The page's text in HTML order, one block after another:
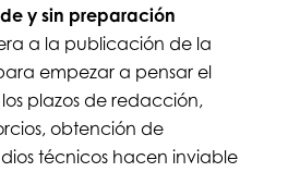
y sin preparación
a la publicación de la
empezar a pensar el
plazos de redacción,
obtención de
técnicos hacen inviable